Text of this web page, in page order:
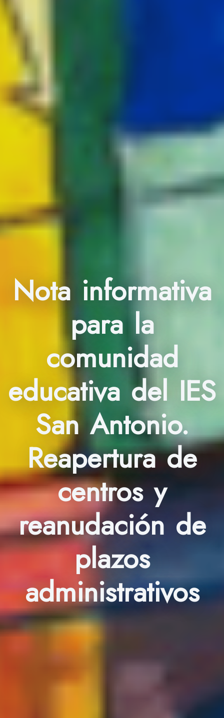
Nota informativa
para la
comunidad
educativa del IES
San Antonio.
Reapertura de
centros y
reanudación de
plazos
administrativos